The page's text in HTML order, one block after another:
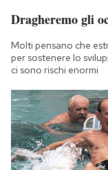
Dragheremo gli
Molti pensano che
per sostenere lo
ci sono rischi enormi